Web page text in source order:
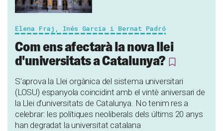
Elena Fraj, Inés García i Bernat Padró
Com ens afectarà la nova llei
d'universitats a Catalunya?
S'aprova la Llei orgànica del sistema universitari
(LOSU) espanyola coincidint amb el vintè aniversari de
la Llei d’universitats de Catalunya. No tenim res a
celebrar: les polítiques neoliberals dels últims 20 anys
han degradat la universitat catalana